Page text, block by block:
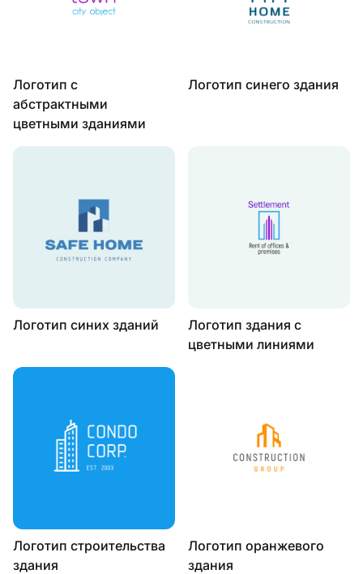
Логотип с
абстрактными
цветными зданиями
Логотип синего здания
Логотип синих зданий
Логотип здания с
цветными линиями
Логотип строительства
здания
Логотип оранжевого
здания